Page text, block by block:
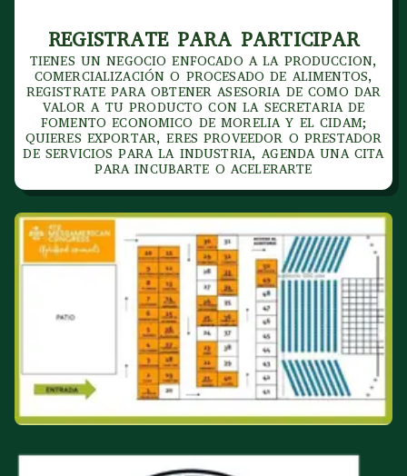
REGISTRATE PARA PARTICIPAR
TIENES UN NEGOCIO ENFOCADO A LA PRODUCCION,
COMERCIALIZACIÓN O PROCESADO DE ALIMENTOS,
REGISTRATE PARA OBTENER ASESORIA DE COMO DAR
VALOR A TU PRODUCTO CON LA SECRETARIA DE
FOMENTO ECONOMICO DE MORELIA Y EL CIDAM;
QUIERES EXPORTAR, ERES PROVEEDOR O PRESTADOR
DE SERVICIOS PARA LA INDUSTRIA, AGENDA UNA CITA
PARA INCUBARTE O ACELERARTE